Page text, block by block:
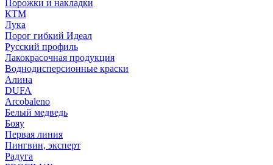
Порожки и накладки
КТМ
Лука
Порог гибкий Идеал
Русский профиль
Лакокрасочная продукция
Воднодисперсионные краски
Алина
DUFA
Arcobaleno
Белый медведь
Бояу
Первая линия
Пингвин, эксперт
Радуга